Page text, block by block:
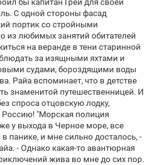
бы капитан Грей для своей
С одной стороны фасад
портик со стройными
из любимых занятий обитателей
на веранде в тени старинной
за изящными яхтами и
судами, бороздящими воды
Райа вспоминает, что в детстве
знаменитой путешественницей. И
спроса отцовскую лодку,
Россию! "Морская полиция
у выхода в Черное море, все
панике, и мне сильно досталось, -
- Однако какая-то авантюрная
жива во мне до сих пор.